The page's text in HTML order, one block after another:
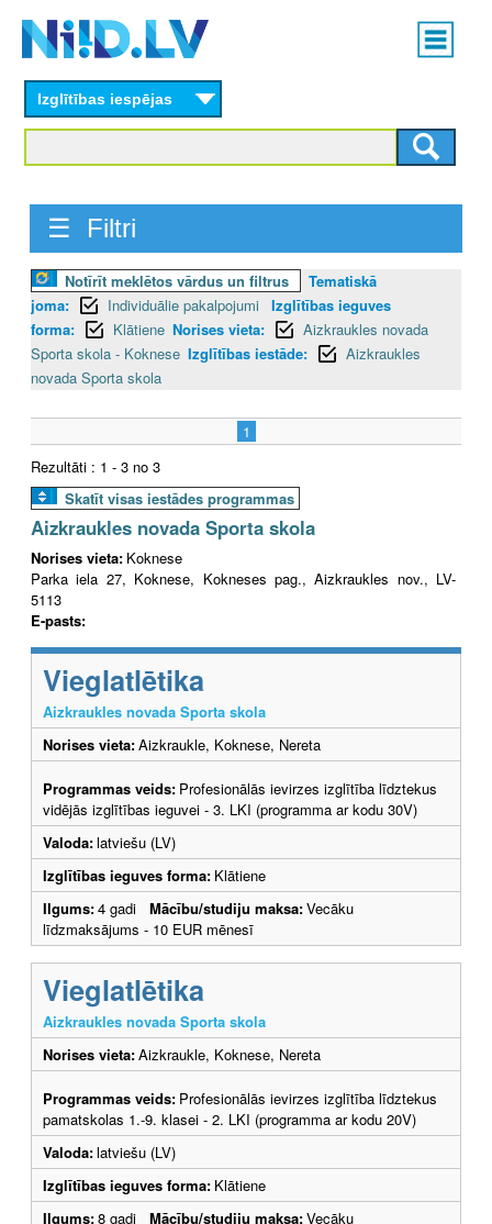
content
Main
menu
Izglītības iespējas
☰ Filtri
Notīrīt meklētos vārdus un filtrus
Tematiskā
joma:
Individuālie pakalpojumi
Izglītības ieguves
forma:
Klātiene Norises vieta:
Aizkraukles novada
Sporta skola - Koknese Izglītības iestāde:
Aizkraukles
novada Sporta skola
1
Rezultāti : 1 - 3 no 3
Skatīt visas iestādes programmas
Aizkraukles novada Sporta skola
Norises vieta: Koknese
Parka iela 27, Koknese, Kokneses pag., Aizkraukles nov., LV-
5113
E-pasts:
Vieglatlētika
Aizkraukles novada Sporta skola
Norises vieta:Aizkraukle, Koknese, Nereta
Programmas veids: Profesionālās ievirzes izglītība līdztekus
vidējās izglītības ieguvei - 3. LKI (programma ar kodu 30V)
Valoda:latviešu (LV)
Izglītības ieguves forma: Klātiene
Ilgums:4 gadi Mācību/studiju maksa:Vecāku
līdzmaksājums - 10 EUR mēnesī
Vieglatlētika
Aizkraukles novada Sporta skola
Norises vieta:Aizkraukle, Koknese, Nereta
Programmas veids: Profesionālās ievirzes izglītība līdztekus
pamatskolas 1.-9. klasei - 2. LKI (programma ar kodu 20V)
Valoda:latviešu (LV)
Izglītības ieguves forma: Klātiene
Ilgums:8 gadi Mācību/studiju maksa:Vecāku